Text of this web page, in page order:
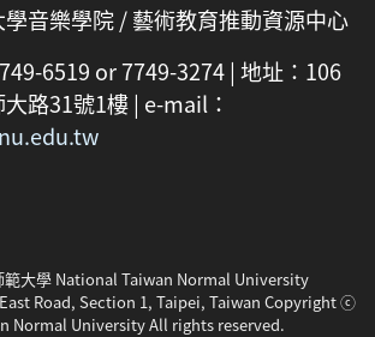
音樂學院 / 藝術教育推動資源中心
6519 or 7749-3274 | 地址：106
路31號1樓 | e-mail：
大學 National Taiwan Normal University
East Road, Section 1, Taipei, Taiwan Copyright ⓒ
Normal University All rights reserved.